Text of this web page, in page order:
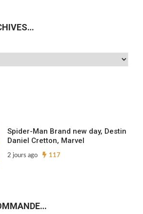
Spider-Man Brand new day, Destin
Daniel Cretton, Marvel
2 jours ago 117